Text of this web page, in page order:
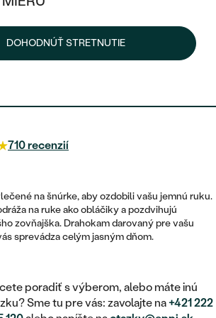
ZLATO
DRAHOKAMY
PRSTEŇA A
POMÁHAJÚ
DIEŤAŤA
DOHODNÚŤ STRETNUTIE
do 1 - 3 týždňov. Možnosti doručenia
710 recenzií
na šnúrke, aby ozdobili vašu jemnú ruku.
na ruke ako obláčiky a pozdvihujú
zovňajška. Drahokam darovaný pre vašu
sprevádza celým jasným dňom.
poradiť s výberom, alebo máte inú
Sme tu pre vás: zavolajte na+421 222